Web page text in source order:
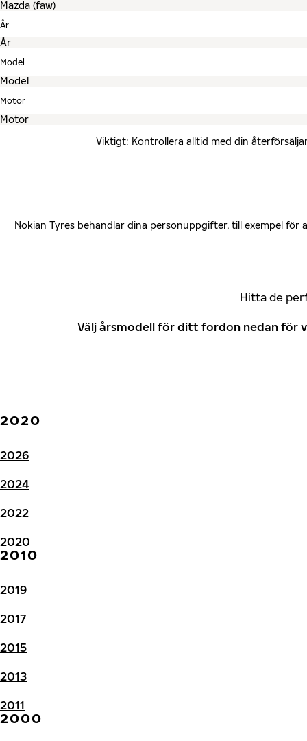
År
Model
Motor
Viktigt: Kontrollera alltid med din
Nokian Tyres behandlar dina personuppgifter, till exempel
Hitta de
Välj årsmodell för ditt fordon nedan för
2020
2026
2024
2022
2020
2010
2019
2017
2015
2013
2011
2000